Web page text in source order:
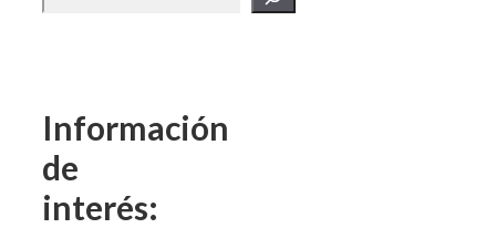
Información
de
interés: